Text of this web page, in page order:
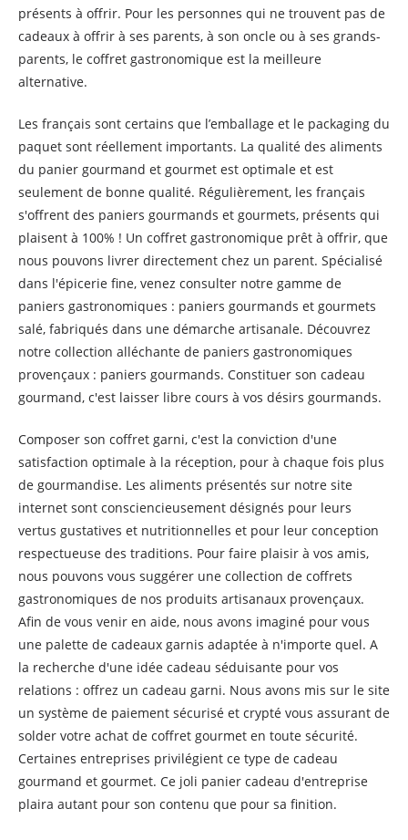
présents à offrir. Pour les personnes qui ne trouvent pas de
cadeaux à offrir à ses parents, à son oncle ou à ses grands-
parents, le coffret gastronomique est la meilleure
alternative.
Les français sont certains que l’emballage et le packaging du
paquet sont réellement importants. La qualité des aliments
du panier gourmand et gourmet est optimale et est
seulement de bonne qualité. Régulièrement, les français
s'offrent des paniers gourmands et gourmets, présents qui
plaisent à 100% ! Un coffret gastronomique prêt à offrir, que
nous pouvons livrer directement chez un parent. Spécialisé
dans l'épicerie fine, venez consulter notre gamme de
paniers gastronomiques : paniers gourmands et gourmets
salé, fabriqués dans une démarche artisanale. Découvrez
notre collection alléchante de paniers gastronomiques
provençaux : paniers gourmands. Constituer son cadeau
gourmand, c'est laisser libre cours à vos désirs gourmands.
Composer son coffret garni, c'est la conviction d'une
satisfaction optimale à la réception, pour à chaque fois plus
de gourmandise. Les aliments présentés sur notre site
internet sont consciencieusement désignés pour leurs
vertus gustatives et nutritionnelles et pour leur conception
respectueuse des traditions. Pour faire plaisir à vos amis,
nous pouvons vous suggérer une collection de coffrets
gastronomiques de nos produits artisanaux provençaux.
Afin de vous venir en aide, nous avons imaginé pour vous
une palette de cadeaux garnis adaptée à n'importe quel. A
la recherche d'une idée cadeau séduisante pour vos
relations : offrez un cadeau garni. Nous avons mis sur le site
un système de paiement sécurisé et crypté vous assurant de
solder votre achat de coffret gourmet en toute sécurité.
Certaines entreprises privilégient ce type de cadeau
gourmand et gourmet. Ce joli panier cadeau d'entreprise
plaira autant pour son contenu que pour sa finition.